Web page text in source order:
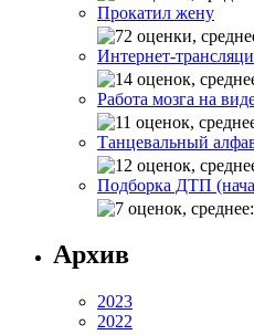
Прокатил жену
Интернет-
Работа мозга на
Танцевальный
Подборка ДТП
Архив
2023
2022